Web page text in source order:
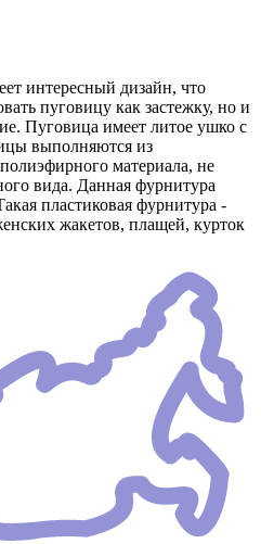
интересный дизайн, что
пуговицу как застежку, но и
Пуговица имеет литое ушко с
выполняются из
материала, не
вида. Данная фурнитура
пластиковая фурнитура -
жакетов, плащей, курток